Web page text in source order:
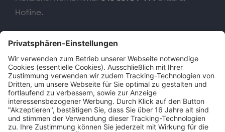
Hotline.
Wir benötigen Ihre
Zustimmung, um den Google
Maps-Service zu laden!
Wir verwenden einen Service eines
Drittanbieters, um Karteninhalte
einzubetten. Dieser Service kann Daten
zu Ihren Aktivitäten sammeln. Bitte lesen